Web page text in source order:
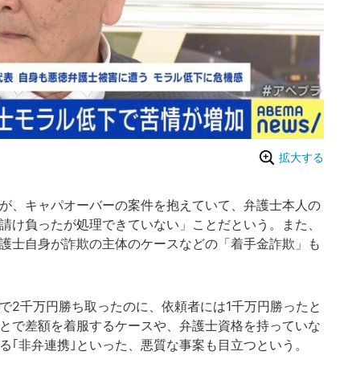
拡大する
、キャパオーバーの案件を抱えていて、弁護士本人の
け負ったが処理できていない」ことだという。また、
士自身が詐欺の主体のケースなどの「着手金詐欺」も
2千万円勝ち取ったのに、依頼者には1千万円勝ったと
で差額を着服するケースや、弁護士資格を持っていな
｢非弁連携｣といった、悪質な事案も目立つという。